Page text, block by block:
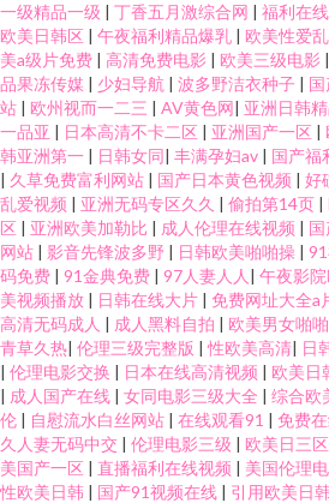
一级精品一级 | 丁香五月激综合网 | 福利在
欧美日韩区 | 午夜福利精品爆乳 | 欧美性爱
美a级片免费 | 高清免费电影 | 欧美三级电影 |
品果冻传媒 | 少妇导航 | 波多野洁衣种子 |
站 | 欧州视而一二三 | AV黄色网| 亚洲日韩
一品亚 | 日本高清不卡二区 | 亚洲国产一区 |
韩亚洲第一 | 日韩女同| 丰满孕妇av | 国产福
| 久草免费富利网站 | 国产日本黄色视频 | 好
乱爱视频 | 亚洲无码专区久久 | 偷拍第14页 |
区 | 亚洲欧美加勒比 | 成人伦理在线视频 |
网站 | 影音先锋波多野 | 日韩欧美啪啪操 |
码免费 | 91金典免费 | 97人妻人人 | 午夜影
美视频播放 | 日韩在线大片 | 免费网址大全a
高清无码成人 | 成人黑料自拍 | 欧美男女啪
青草久热| 伦理三级完整版 |性欧美高清| 日
| 伦理电影交换 | 日本在线高清视频 | 欧美日
| 成人国产在线 | 女同电影三级大全 | 综合欧
伦 | 自慰流水白丝网站 | 在线观看91 | 免费
久人妻无码中交 | 伦理电影三级 | 欧美日三区
美国产一区 | 直播福利在线视频 | 美国伦理
性欧美日韩 | 国产91视频在线 | 引用欧美日